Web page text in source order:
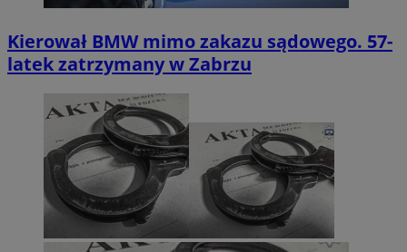
Kierował BMW mimo zakazu sądowego. 57-
latek zatrzymany w Zabrzu